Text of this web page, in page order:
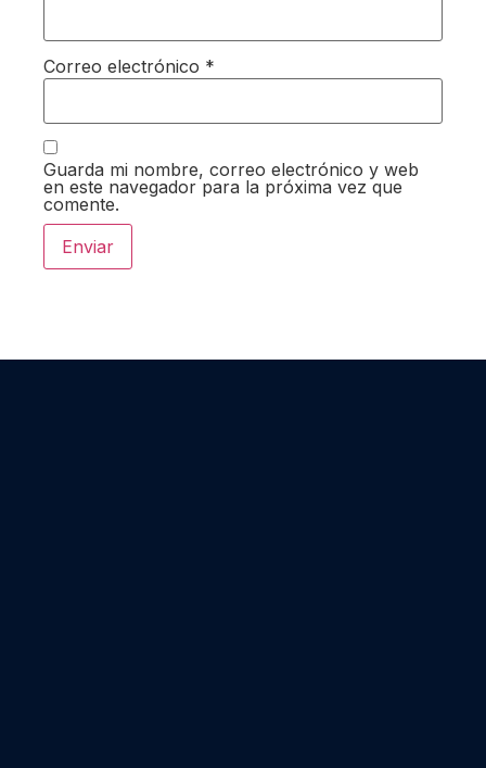
Correo electrónico *
Guarda mi nombre, correo electrónico y web
en este navegador para la próxima vez que
comente.